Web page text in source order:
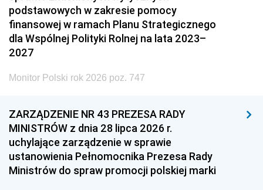
podstawowych w zakresie pomocy
finansowej w ramach Planu Strategicznego
dla Wspólnej Polityki Rolnej na lata 2023–
2027
Monitor Polski rok 2026 poz. 747
ZARZĄDZENIE NR 43 PREZESA RADY
MINISTRÓW z dnia 28 lipca 2026 r.
uchylające zarządzenie w sprawie
ustanowienia Pełnomocnika Prezesa Rady
Ministrów do spraw promocji polskiej marki